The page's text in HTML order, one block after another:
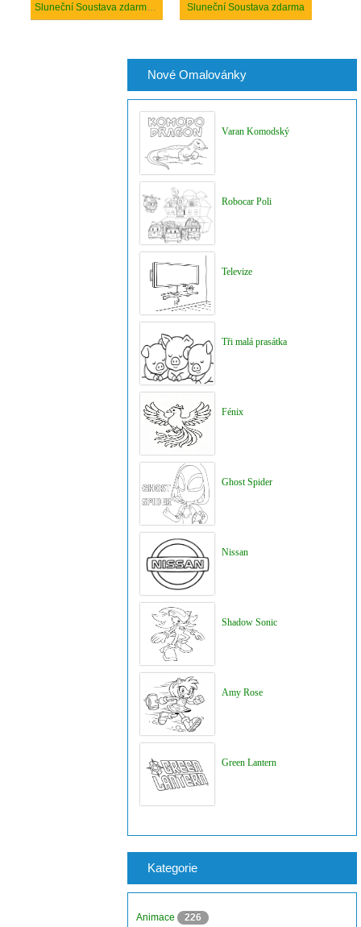
Sluneční Soustava zdarma tisknutelné pro děti Sluneční Soustava zdarma
Nové Omalovánky
Varan Komodský
Robocar Poli
Televize
Tři malá prasátka
Fénix
Ghost Spider
Nissan
Shadow Sonic
Amy Rose
Green Lantern
Kategorie
Animace 226